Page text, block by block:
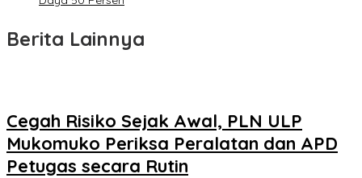
Berita Lainnya
Cegah Risiko Sejak Awal, PLN ULP
Mukomuko Periksa Peralatan dan APD
Petugas secara Rutin